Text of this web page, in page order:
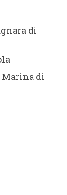
di
Marina di